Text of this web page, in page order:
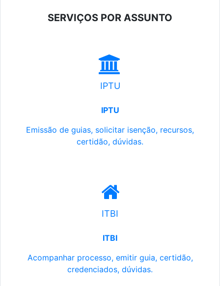
SERVIÇOS POR ASSUNTO
IPTU
IPTU
Emissão de guias, solicitar isenção, recursos,
certidão, dúvidas.
ITBI
ITBI
Acompanhar processo, emitir guia, certidão,
credenciados, dúvidas.